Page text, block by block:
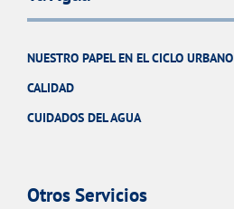
NUESTRO PAPEL EN EL CICLO URBANO
CALIDAD
CUIDADOS DEL AGUA
Otros Servicios